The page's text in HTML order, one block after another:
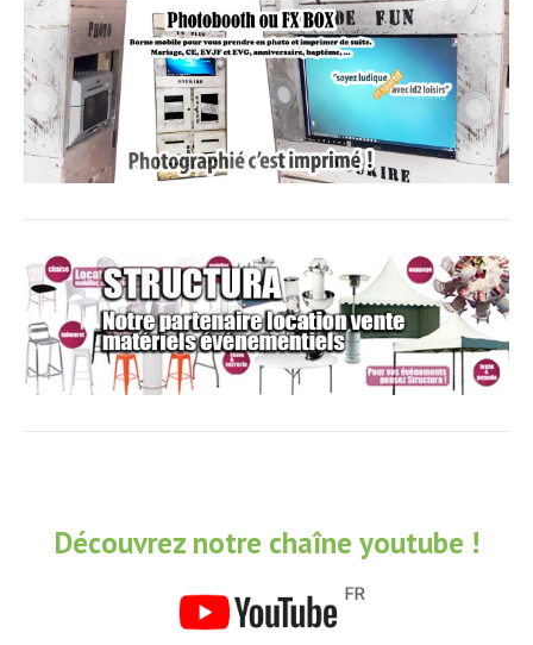
Découvrez notre chaîne youtube !